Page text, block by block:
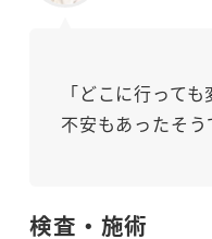
「どこに行って
不安もあったそう
検査・施術